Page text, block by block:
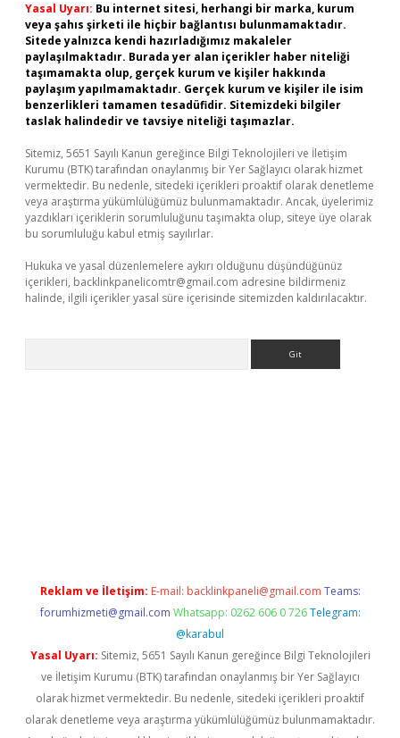
Yasal Uyarı: Bu internet sitesi, herhangi bir marka, kurum
veya şahıs şirketi ile hiçbir bağlantısı bulunmamaktadır.
Sitede yalnızca kendi hazırladığımız makaleler
paylaşılmaktadır. Burada yer alan içerikler haber niteliği
taşımamakta olup, gerçek kurum ve kişiler hakkında
paylaşım yapılmamaktadır. Gerçek kurum ve kişiler ile isim
benzerlikleri tamamen tesadüfidir. Sitemizdeki bilgiler
taslak halindedir ve tavsiye niteliği taşımazlar.
Sitemiz, 5651 Sayılı Kanun gereğince Bilgi Teknolojileri ve İletişim
Kurumu (BTK) tarafından onaylanmış bir Yer Sağlayıcı olarak hizmet
vermektedir. Bu nedenle, sitedeki içerikleri proaktif olarak denetleme
veya araştırma yükümlülüğümüz bulunmamaktadır. Ancak, üyelerimiz
yazdıkları içeriklerin sorumluluğunu taşımakta olup, siteye üye olarak
bu sorumluluğu kabul etmiş sayılırlar.
Hukuka ve yasal düzenlemelere aykırı olduğunu düşündüğünüz
içerikleri, backlinkpanelicomtr@gmail.com adresine bildirmeniz
halinde, ilgili içerikler yasal süre içerisinde sitemizden kaldırılacaktır.
Reklam ve İletişim: E-mail: backlinkpaneli@gmail.com Teams:
forumhizmeti@gmail.com Whatsapp: 0262 606 0 726 Telegram:
@karabul
Yasal Uyarı: Sitemiz, 5651 Sayılı Kanun gereğince Bilgi Teknolojileri
ve İletişim Kurumu (BTK) tarafından onaylanmış bir Yer Sağlayıcı
olarak hizmet vermektedir. Bu nedenle, sitedeki içerikleri proaktif
olarak denetleme veya araştırma yükümlülüğümüz bulunmamaktadır.